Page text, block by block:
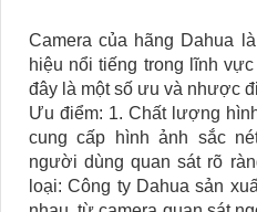
Camera của hãng Dahua
hiệu nổi tiếng trong lĩnh
đây là một số ưu và nhược
Ưu điểm: 1. Chất lượng
cung cấp hình ảnh sắc
người dùng quan sát rõ
loại: Công ty Dahua sản